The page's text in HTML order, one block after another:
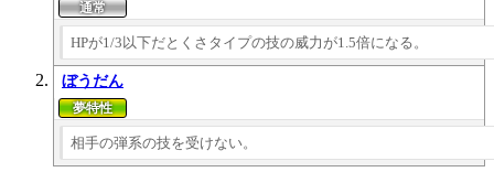
HPが1/3以下だとくさタイプの技の威力が1.5倍になる。
ぼうだん
相手の弾系の技を受けない。